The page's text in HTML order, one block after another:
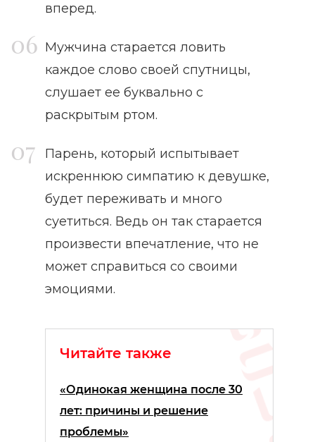
вперед.
Мужчина старается ловить
каждое слово своей спутницы,
слушает ее буквально с
раскрытым ртом.
Парень, который испытывает
искреннюю симпатию к девушке,
будет переживать и много
суетиться. Ведь он так старается
произвести впечатление, что не
может справиться со своими
эмоциями.
Читайте также
«Одинокая женщина после 30
лет: причины и решение
проблемы»